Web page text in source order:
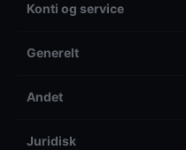
Konti og service
Generelt
Andet
Juridisk